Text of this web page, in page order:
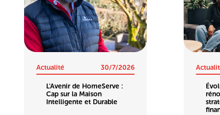
Actualité 30/7/2026
L'Avenir de HomeServe :
Cap sur la Maison
Intelligente et Durable